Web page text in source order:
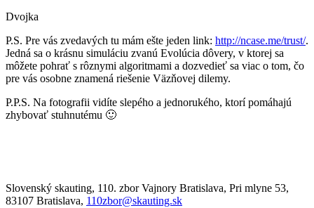
Dvojka
P.S. Pre vás zvedavých tu mám ešte jeden link: http://ncase.me/trust/.
Jedná sa o krásnu simuláciu zvanú Evolúcia dôvery, v ktorej sa
môžete pohrať s rôznymi algoritmami a dozvedieť sa viac o tom, čo
pre vás osobne znamená riešenie Väzňovej dilemy.
P.P.S. Na fotografii vidíte slepého a jednorukého, ktorí pomáhajú
zhybovať stuhnutému 🙂
Slovenský skauting, 110. zbor Vajnory Bratislava, Pri mlyne 53,
83107 Bratislava, 110zbor@skauting.sk